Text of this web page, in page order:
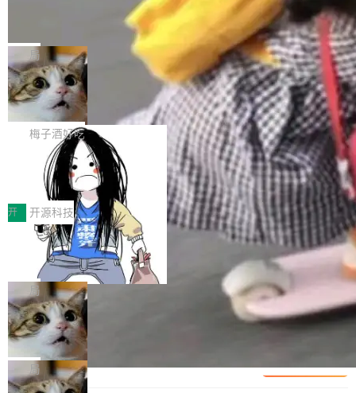
个独立于业务线程的全局通信引擎（Engine），
Coding 从个人辅助工具逐步走向团队级、组织
级应用，企业在规模化落地过程中，对安全性、
可控性和代码质量提出了更高要求。 首先是数据
安全与合规要求。对于大多数普通研发场景，公
有云模型能够满足快速试用和效率提升的需求。
但对于金融、能源、医疗等对数据安全要求较...
产品应用、支撑保障、专题等五大方向。深信服
AI算力网关（AI创新平台）成功入选！ 随着各行
各业的Agent走向规模化建设，算力构成形态逐
渐丰富，用户关注的重点也在发生变化：不只是
让AI用起来，还要进一步看清混合算力时代下，
Token花在哪里、算力是否被充分利用，以及持
续增长的AI成本该如何优化。 深信服AI算力网关
正是围绕这些实际问题，从Token治理和成本治
理两个方面，让用户的每一份算力都看得清、管
得住、用得稳、省得下、更安全！ 一、从现在开
始，Token使用一目...
Jeff Dean 离开 Google：一个时代的结
束，一个实验室的开始
Google 员工编号 20。MapReduce 作者之一。
Bigtable 作者之一。TensorFlow 的作者之一。
Gemini 的架构师。Google 首席科学家。 Jeff D
ean 在 Google 工作了 27 年后，宣布离职。 他
不是一个人走。一同离开的还有 Sanjay Ghema
wat（Google 员工编号 23，Jeff Dean 二十多
年的编程搭档，MapReduce 和 Bigtable 的共同
作者）、Quoc Le（Google 大脑核心成员，Se
q2Seq 和 DocAI 的共同发明人）以及 Oriol Vin
yals（Gemini 联合负责人，AlphaSta...
局
🔥 SolonCode v2026.8.4 发布：界面
字体可调、22 种语言、记忆搜索增强
打开终端就能上岗的全中文编码智能体，这一轮
把「看得清、用母语、记得住」三件事一次补
齐。 SolonCode 是什么 SolonCode 是杭州无
耳科技研发的企业级终端编码智能体——一位全
中文驱动的数字员工，自主理解需求、规划步
骤、编写代码。不挑模型、不挑平台，curl 一行
装完即用。 开源地址：Gitee · GitCode · GitHu
b 安装 支持 Java 8+（8~26）、macOS / Linu
x / Windows / Harmony PC。 # macOS / Linu
x / Harmony PC curl -fsSL https://solon.noea
r.org/solon...
梅子酒好吃
让“代码语义理解”深度释放AI Coding
价值潜能：华为云码道（CodeArts）
代码仓技术解析
一、代码仓深度理解技术的作用与价值 在软件工
程实践中，代码仓是企业核心知识资产的主要载
体。企业级代码仓库通常包含数十万乃至数百万
个文件，其规模远超单次模型调用可承载的上下
文窗口。随着项目规模的持续扩张与代码历史的
不断累积，代码仓中的模块关系、接口契约、业
务逻辑等关键信息往往分散于数十乃至数百个文
件之中，形成高度复杂的知识关联网络。传统的
代码检索手段（如关键词匹配、目录遍历）仅能
在语法层面完成文本定位，难以触及代码的语义
内涵与结构关联，导致开发者使用代码智能体在
开 开源科技
一条“删库”命令跑 17 小时，算法工程
师删光 89TB 数据只为干私活
最高人民检察院8月4日公布了一起案件：北京一
名90后算法工程师王某，为了给自己接的私活腾
服务器空间，删光了公司AI游戏部门的全部核心
数据。 王某2024年1月入职东城区某科技公司AI
短剧部门，有互联网大厂背景。在公司内部架构
调整期间，部门三次通知全员将数据从A集群迁
移到B集群，王某都回复了"收到"。 他没有迁移
局
Cloudflare 分享推理优化实践：KV ca
che 量化 + 权重压缩，吞吐量提升 4
1%，成本降 30%
Kimi 和 GLM 是当前最强的大模型系列之一，但
它们有一个共同的问题：太吃显存了。月之暗面
的 Kimi K 系列和智谱的 GLM 都是长上下文、M
局